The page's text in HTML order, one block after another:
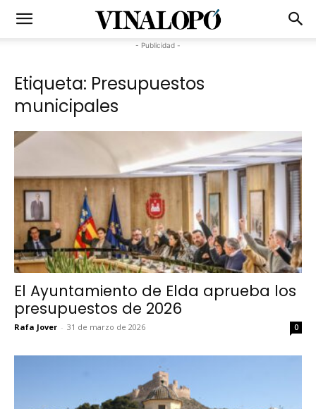
- Publicidad -
Etiqueta: Presupuestos
municipales
El Ayuntamiento de Elda aprueba los
presupuestos de 2026
Rafa Jover - 31 de marzo de 2026 0